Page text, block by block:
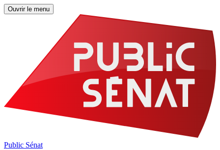
Ouvrir le menu
Public Sénat